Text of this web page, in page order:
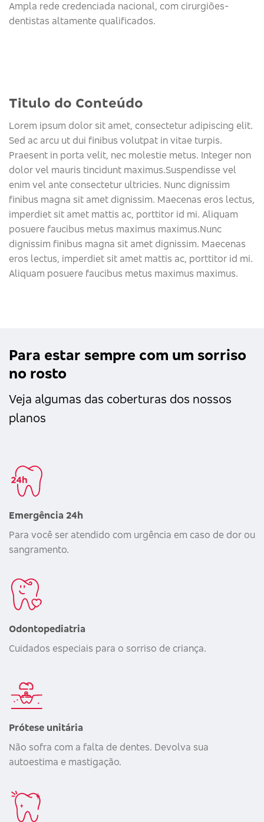
Ampla rede credenciada nacional, com cirurgiões-
dentistas altamente qualificados.
Titulo do Conteúdo
Lorem ipsum dolor sit amet, consectetur adipiscing elit.
Sed ac arcu ut dui finibus volutpat in vitae turpis.
Praesent in porta velit, nec molestie metus. Integer non
dolor vel mauris tincidunt maximus.Suspendisse vel
enim vel ante consectetur ultricies. Nunc dignissim
finibus magna sit amet dignissim. Maecenas eros lectus,
imperdiet sit amet mattis ac, porttitor id mi. Aliquam
posuere faucibus metus maximus maximus.Nunc
dignissim finibus magna sit amet dignissim. Maecenas
eros lectus, imperdiet sit amet mattis ac, porttitor id mi.
Aliquam posuere faucibus metus maximus maximus.
Para estar sempre com um sorriso
no rosto
Veja algumas das coberturas dos nossos
planos
Emergência 24h
Para você ser atendido com urgência em caso de dor ou
sangramento.
Odontopediatria
Cuidados especiais para o sorriso de criança.
Prótese unitária
Não sofra com a falta de dentes. Devolva sua
autoestima e mastigação.